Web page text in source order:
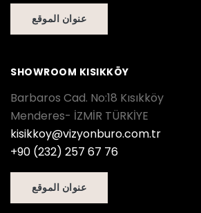
عنوان الموقع
SHOWROOM KISIKKÖY
Barbaros Cad. No:18 Kısıkköy
Menderes- İZMİR TÜRKİYE
kisikkoy@vizyonburo.com.tr
+90 (232) 257 67 76
عنوان الموقع